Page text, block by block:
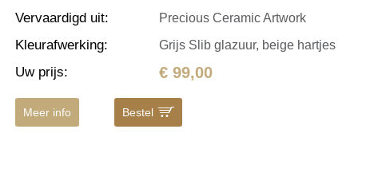
Vervaardigd uit: Precious Ceramic Artwork
Kleurafwerking: Grijs Slib glazuur, beige hartjes
Uw prijs: € 99,00
Meer info Bestel